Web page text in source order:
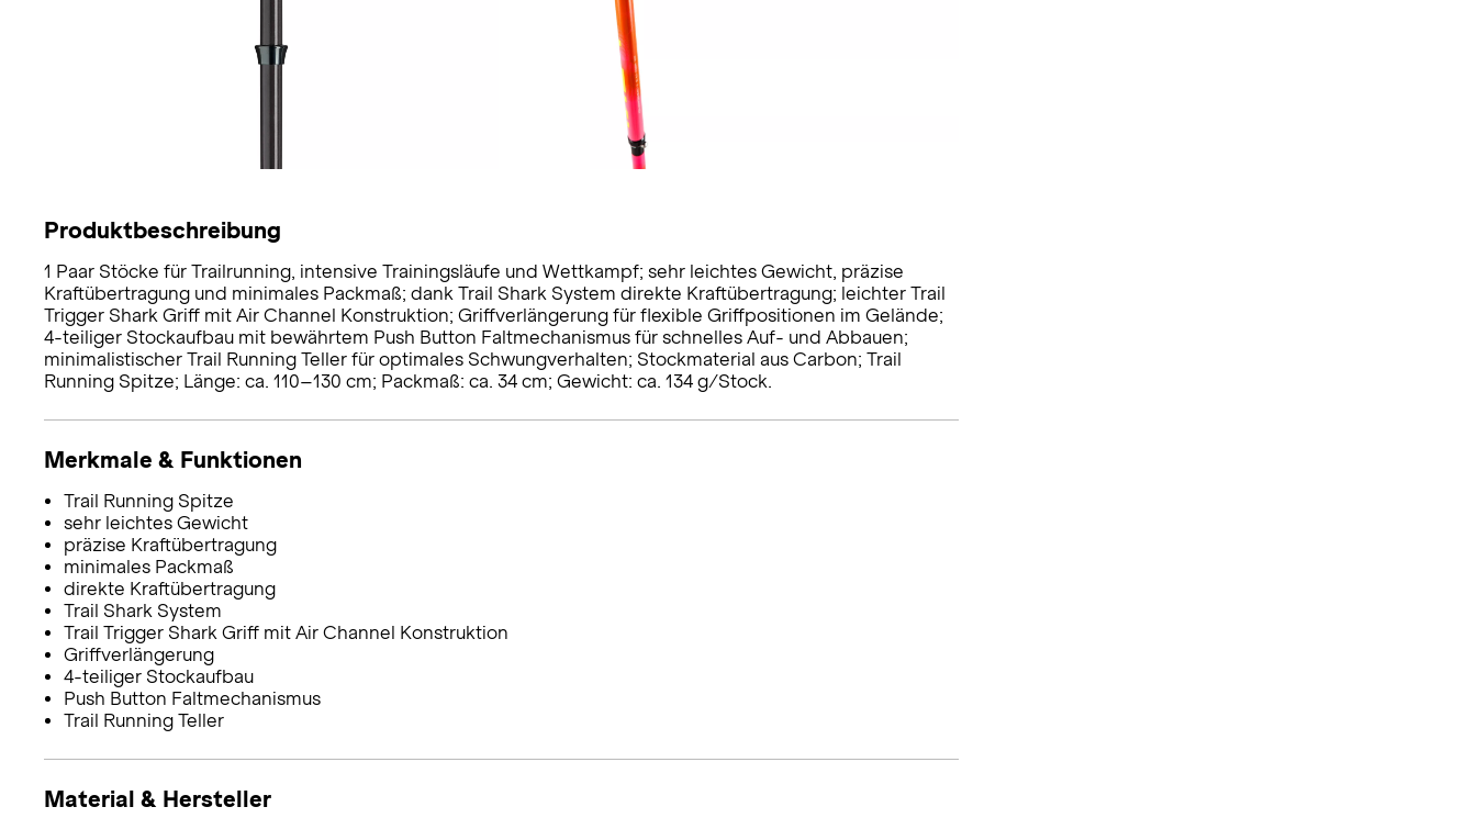
Produktbeschreibung
1 Paar Stöcke für Trailrunning, intensive Trainingsläufe und Wettkampf; sehr leichtes Gewicht, präzise
Kraftübertragung und minimales Packmaß; dank Trail Shark System direkte Kraftübertragung; leichter Trail
Trigger Shark Griff mit Air Channel Konstruktion; Griffverlängerung für flexible Griffpositionen im Gelände;
4-teiliger Stockaufbau mit bewährtem Push Button Faltmechanismus für schnelles Auf- und Abbauen;
minimalistischer Trail Running Teller für optimales Schwungverhalten; Stockmaterial aus Carbon; Trail
Running Spitze; Länge: ca. 110–130 cm; Packmaß: ca. 34 cm; Gewicht: ca. 134 g/Stock.
Merkmale & Funktionen
Trail Running Spitze
sehr leichtes Gewicht
präzise Kraftübertragung
minimales Packmaß
direkte Kraftübertragung
Trail Shark System
Trail Trigger Shark Griff mit Air Channel Konstruktion
Griffverlängerung
4-teiliger Stockaufbau
Push Button Faltmechanismus
Trail Running Teller
Material & Hersteller